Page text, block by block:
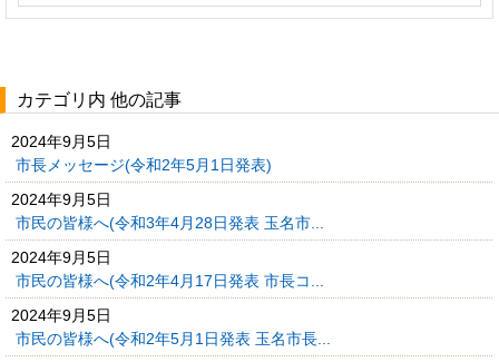
カテゴリ内 他の記事
2024年9月5日
市長メッセージ(令和2年5月1日発表)
2024年9月5日
市民の皆様へ(令和3年4月28日発表 玉名市...
2024年9月5日
市民の皆様へ(令和2年4月17日発表 市長コ...
2024年9月5日
市民の皆様へ(令和2年5月1日発表 玉名市長...